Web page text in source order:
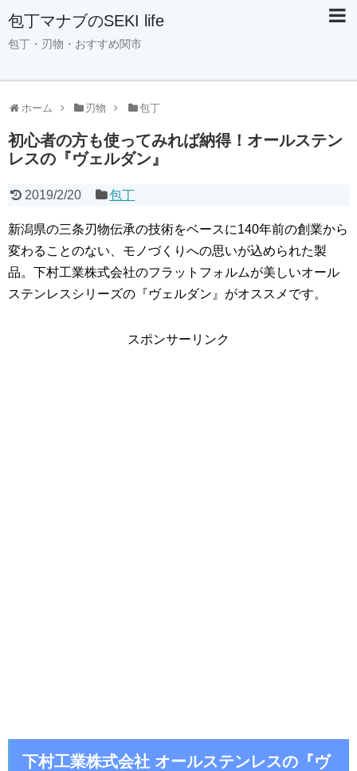
包丁マナブのSEKI life
包丁・刃物・おすすめ関市
ホーム 刃物 包丁
初心者の方も使ってみれば納得！オールステン
レスの『ヴェルダン』
2019/2/20 包丁
新潟県の三条刃物伝承の技術をベースに140年前の創業から
変わることのない、モノづくりへの思いが込められた製
品。下村工業株式会社のフラットフォルムが美しいオール
ステンレスシリーズの『ヴェルダン』がオススメです。
スポンサーリンク
下村工業株式会社 オールステンレスの『ヴ